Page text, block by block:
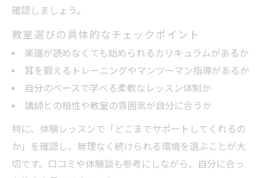
確認しましょう。
教室選びの具体的なチェックポイント
楽譜が読めなくても始められるカリキュラムがあるか
耳を鍛えるトレーニングやマンツーマン指導があるか
自分のペースで学べる柔軟なレッスン体制か
講師との相性や教室の雰囲気が自分に合うか
特に、体験レッスンで「どこまでサポートしてくれるの
か」を確認し、無理なく続けられる環境を選ぶことが大
切です。口コミや体験談も参考にしながら、自分に合っ